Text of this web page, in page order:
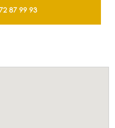
87 99 93